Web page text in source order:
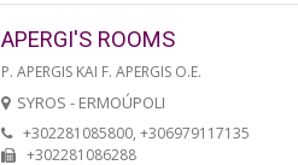
APERGI'S ROOMS
P. APERGIS KAI F. APERGIS O.E.
SYROS - ERMOÚPOLI
+302281085800, +306979117135
+302281086288